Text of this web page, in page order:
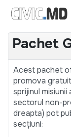
Pachet
Acest pachet
promova
sprijinul
sectorul non-
dreapta) pot
secțiuni: